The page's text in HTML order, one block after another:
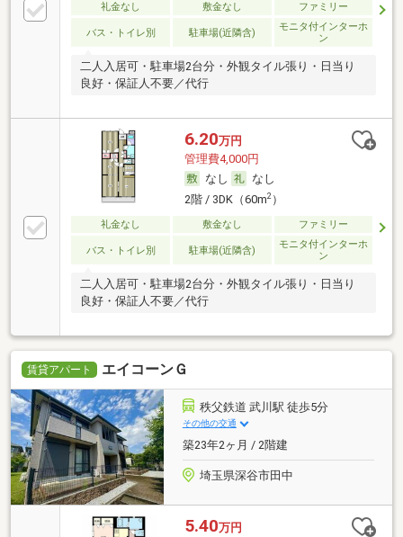
礼金なし 敷金なし ファミリー
バス・トイレ別 駐車場(近隣含)
モニタ付インターホ
ン
二人入居可・駐車場2台分・外観タイル張り・日当り
良好・保証人不要／代行
6.20万円
管理費4,000円
なし
なし
2階 / 3DK（60m2）
礼金なし 敷金なし ファミリー
バス・トイレ別 駐車場(近隣含)
モニタ付インターホ
ン
二人入居可・駐車場2台分・外観タイル張り・日当り
良好・保証人不要／代行
賃貸アパート エイコーンＧ
秩父鉄道 武川駅 徒歩5分
その他の交通
築23年2ヶ月 / 2階建
埼玉県深谷市田中
5.40万円